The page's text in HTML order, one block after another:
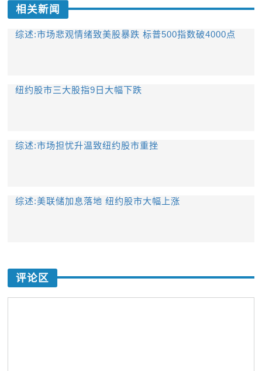
相关新闻
综述:市场悲观情绪致美股暴跌 标普500指数破4000点
纽约股市三大股指9日大幅下跌
综述:市场担忧升温致纽约股市重挫
综述:美联储加息落地 纽约股市大幅上涨
评论区